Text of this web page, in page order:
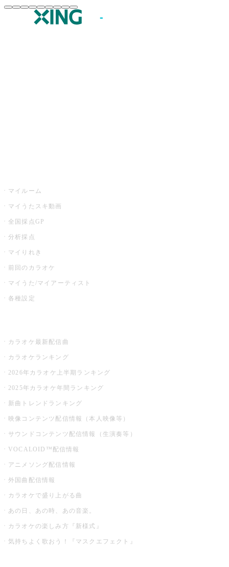
マイルーム
マイうたスキ動画
全国採点GP
分析採点
マイりれき
前回のカラオケ
マイうた/マイアーティスト
各種設定
カラオケ最新配信曲
カラオケランキング
2026年カラオケ上半期ランキング
2025年カラオケ年間ランキング
新曲トレンドランキング
映像コンテンツ配信情報（本人映像等）
サウンドコンテンツ配信情報（生演奏等）
VOCALOID™配信情報
アニメソング配信情報
外国曲配信情報
カラオケで盛り上がる曲
あの日、あの時、あの音楽。
カラオケの楽しみ方『新様式』
気持ちよく歌おう！『マスクエフェクト』